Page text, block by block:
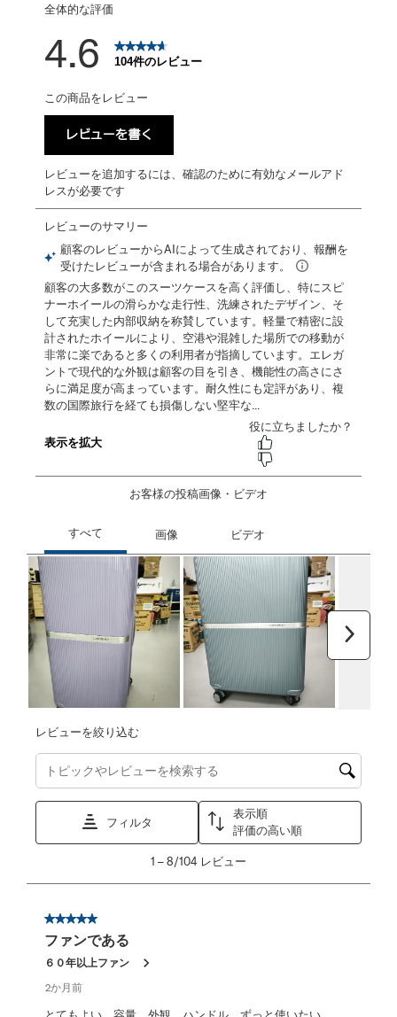
全体的な評価
4.6 104件のレビュー
この商品をレビュー
レビューを書く
レビューを追加するには、確認のために有効なメールアド
レスが必要です
お客様の投稿画像・ビデオ
レビューを絞り込む
トピックやレビュー検索地域を検索する
フィルタ
表示順
評価の高い順
8/104
ー。
1 –8/104 レビュー
星5／5個です。
ファンである
６０年以上ファン
2か月前